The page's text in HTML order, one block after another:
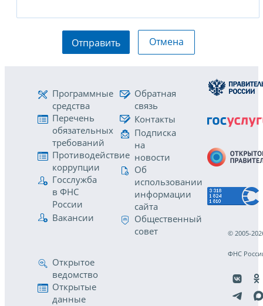
Отправить Отмена
Программные
средства
Перечень
обязательных
требований
Противодействие
коррупции
Госслужба
в ФНС
России
Вакансии
Обратная
связь
Контакты
Подписка
на
новости
Об
использовании
информации
сайта
Общественный
совет
Открытое
ведомство
Открытые
данные
© 2005-
ФНС